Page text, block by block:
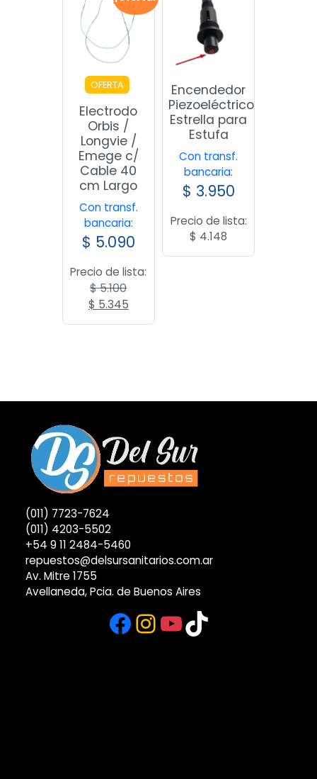
OFERTA
Electrodo
Orbis /
Longvie /
Emege c/
Cable 40
cm Largo
Con transf.
bancaria:
$ 5.090
Precio de lista:
$5.100
El
$ 5.345El
precio
Encendedor
Piezoeléctrico
Estrella para
Estufa
Con transf.
bancaria:
$ 3.950
Precio de lista:
$ 4.148
(011) 7723-7624
(011) 4203-5502
+54 9 11 2484-5460
repuestos@delsursanitarios.com.ar
Av. Mitre 1755
Avellaneda, Pcia. de Buenos Aires
Facebook
Instagram
YouTube
TikTok